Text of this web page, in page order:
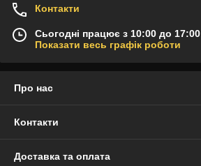
Контакти
Сьогодні працює з 10:00 до 17:00
Показати весь графік роботи
Про нас
Контакти
Доставка та оплата